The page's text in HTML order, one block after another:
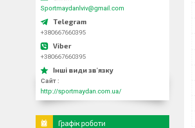
Sportmaydanlviv@gmail.com
+380667660395
+380667660395
Сайт
http://sportmaydan.com.ua/
Графік роботи